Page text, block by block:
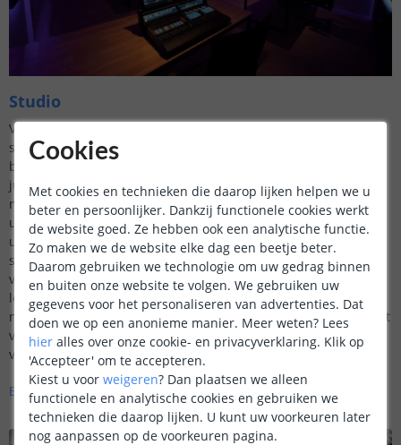
Studio
Voor de creatieve muziekliefhebbers en producers die hun
studio willen omtoveren tot een inspirerende werkomgeving,
bieden ledstrips van LedstripKoning een uitgelezen kans. De
juiste verlichting is cruciaal in een ruimte waar creativiteit
moet bloeien. Ledstrips bieden de mogelijkheid om de sfeer in
uw studio met een simpele druk op de knop aan te passen. Of
u nu een kalme, inspirerende ambiance wenst tijdens het
schrijven van nieuwe muziek of een energieke, kleurrijke
verlichting tijdens het mixen en masteren, met RGBWW-
ledstrips kunt u elke gewenste stemming creëren. Bovendien,
met de optie om de verlichting te dimmen, kunt u de intensiteit
van het licht aanpassen aan het moment van de dag of de fase
van uw creatieve proces.
Bekijk de mogelijkheden van ledstrips in een studio >>
Cookies
Met cookies en technieken die daarop lijken helpen we u
beter en persoonlijker. Dankzij functionele cookies werkt
de website goed. Ze hebben ook een analytische functie.
Zo maken we de website elke dag een beetje beter.
Daarom gebruiken we technologie om uw gedrag binnen
en buiten onze website te volgen. We gebruiken uw
gegevens voor het personaliseren van advertenties. Dat
doen we op een anonieme manier. Meer weten? Lees
hier alles over onze cookie- en privacyverklaring. Klik op
'Accepteer' om te accepteren.
Kiest u voor weigeren? Dan plaatsen we alleen
functionele en analytische cookies en gebruiken we
technieken die daarop lijken. U kunt uw voorkeuren later
nog aanpassen op de voorkeuren pagina.